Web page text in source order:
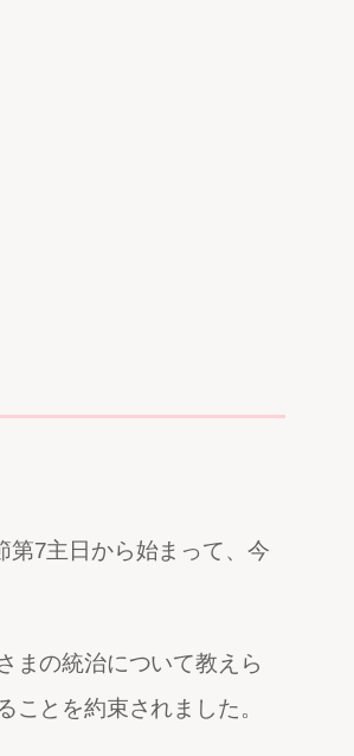
第7主日から始まって、今
まの統治について教えら
ことを約束されました。